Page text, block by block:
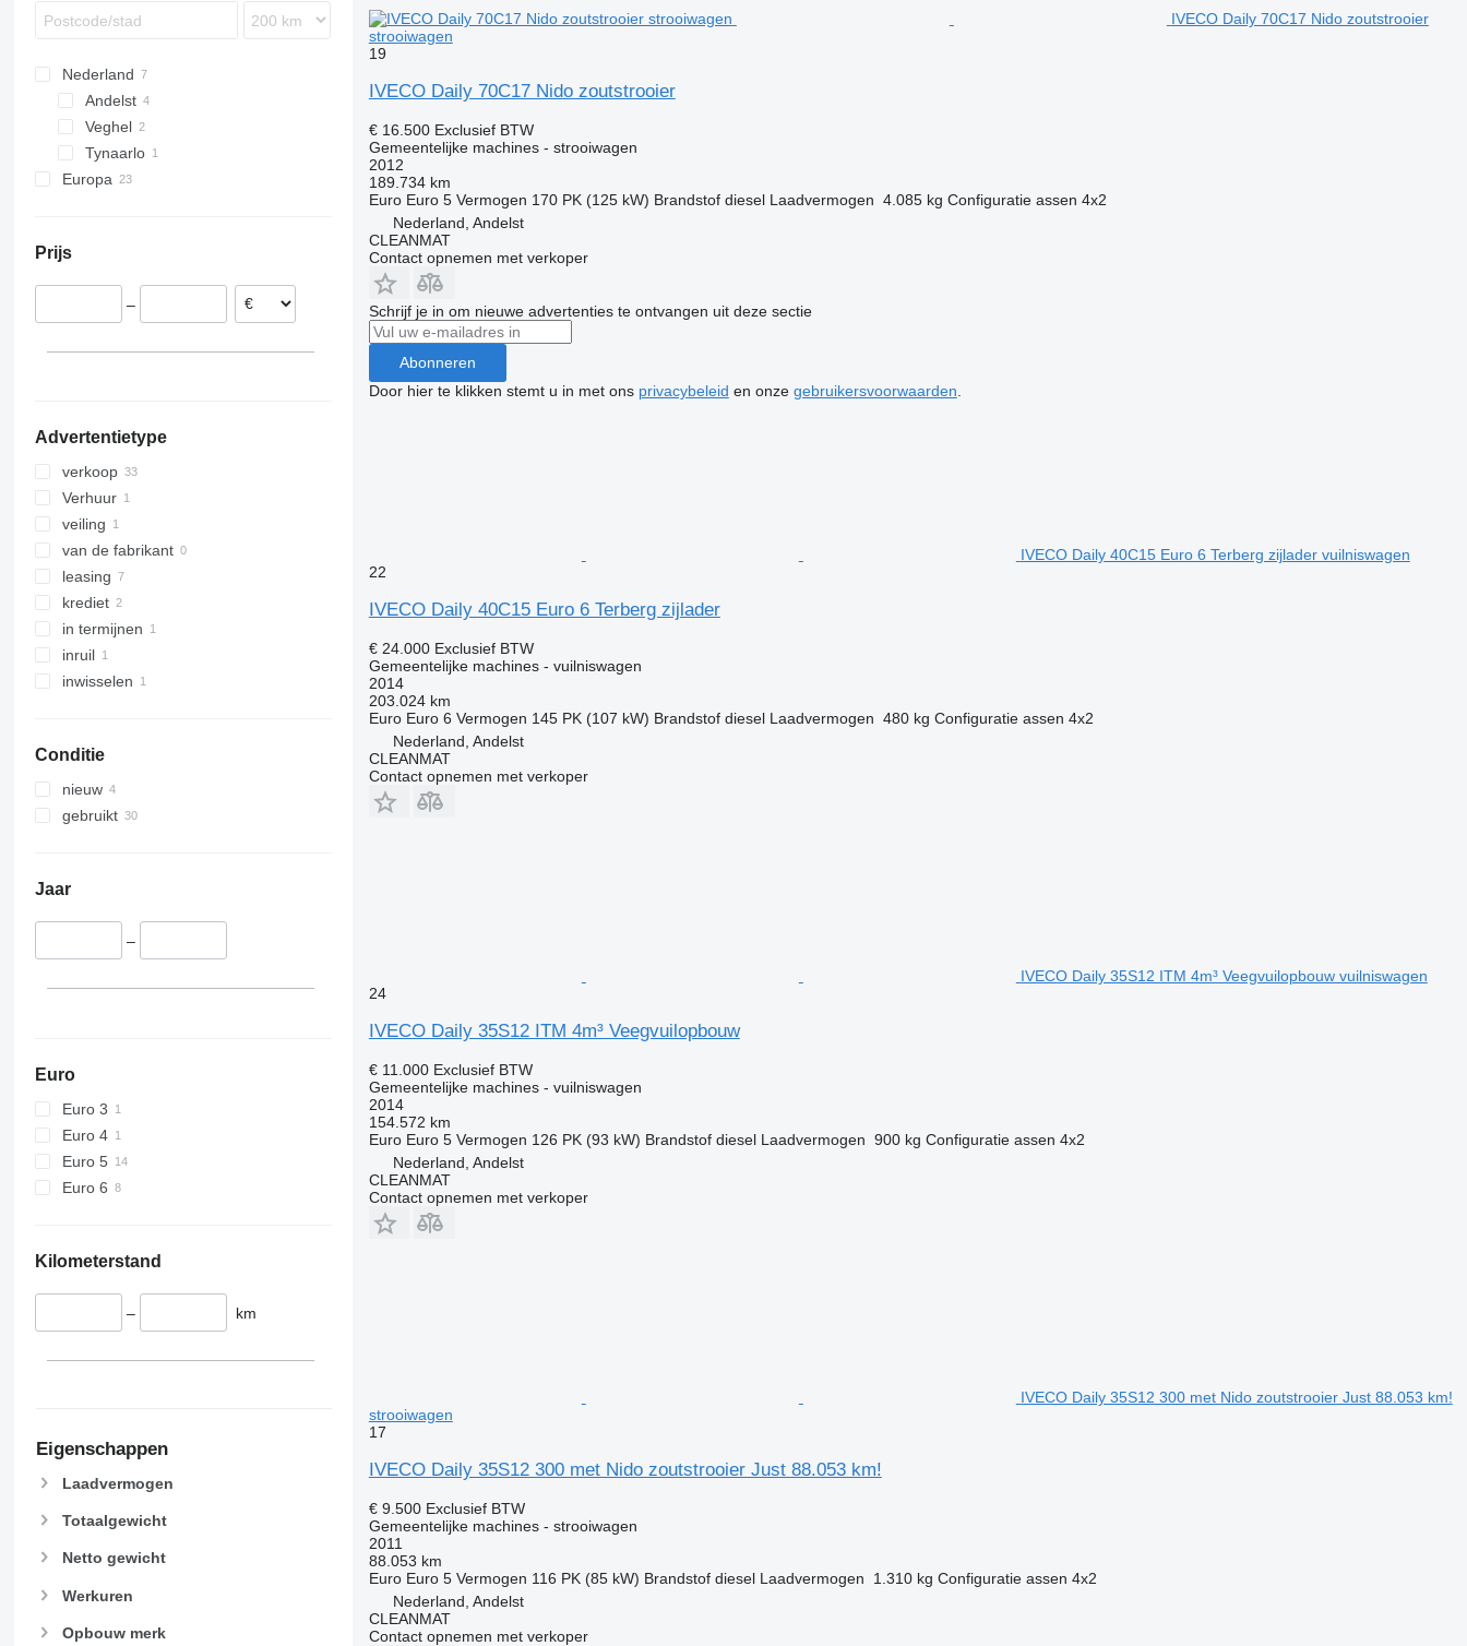
EuroCargo ML180
Trafic
Nederland
Andelst
Veghel
Tynaarlo
Europa
Roemenië
Duitsland
Prijs
–
Advertentietype
verkoop
Verhuur
veiling
van de fabrikant
leasing
krediet
in termijnen
inruil
inwisselen
Conditie
nieuw
gebruikt
Jaar
–
Euro
Euro 3
Euro 4
Euro 5
Euro 6
Kilometerstand
– km
Eigenschappen
Laadvermogen
Totaalgewicht
Netto gewicht
Werkuren
Opbouw merk
IVECO Daily 70C17 Nido zoutstrooier
strooiwagen
19
IVECO Daily 70C17 Nido zoutstrooier
€ 16.500 Exclusief BTW
Gemeentelijke machines - strooiwagen
2012
189.734 km
Euro Euro 5 Vermogen 170 PK (125 kW) Brandstof diesel Laadvermogen 4.085 kg Configuratie assen 4x2
Nederland, Andelst
CLEANMAT
Contact opnemen met verkoper
Schrijf je in om nieuwe advertenties te ontvangen uit deze sectie
Abonneren
Door hier te klikken stemt u in met ons privacybeleid en onze gebruikersvoorwaarden
IVECO Daily 40C15 Euro 6 Terberg zijlader vuilniswagen
22
IVECO Daily 40C15 Euro 6 Terberg zijlader
€ 24.000 Exclusief BTW
Gemeentelijke machines - vuilniswagen
2014
203.024 km
Euro Euro 6 Vermogen 145 PK (107 kW) Brandstof diesel Laadvermogen 480 kg Configuratie assen 4x2
Nederland, Andelst
CLEANMAT
Contact opnemen met verkoper
IVECO Daily 35S12 ITM 4m³ Veegvuilopbouw vuilniswagen
24
IVECO Daily 35S12 ITM 4m³ Veegvuilopbouw
€ 11.000 Exclusief BTW
Gemeentelijke machines - vuilniswagen
2014
154.572 km
Euro Euro 5 Vermogen 126 PK (93 kW) Brandstof diesel Laadvermogen 900 kg Configuratie assen 4x2
Nederland, Andelst
CLEANMAT
Contact opnemen met verkoper
IVECO Daily 35S12 300 met Nido zoutstrooier Just 88.053 km!
strooiwagen
17
IVECO Daily 35S12 300 met Nido zoutstrooier Just 88.053 km!
€ 9.500 Exclusief BTW
Gemeentelijke machines - strooiwagen
2011
88.053 km
Euro Euro 5 Vermogen 116 PK (85 kW) Brandstof diesel Laadvermogen 1.310 kg Configuratie assen 4x2
Nederland, Andelst
CLEANMAT
Contact opnemen met verkoper